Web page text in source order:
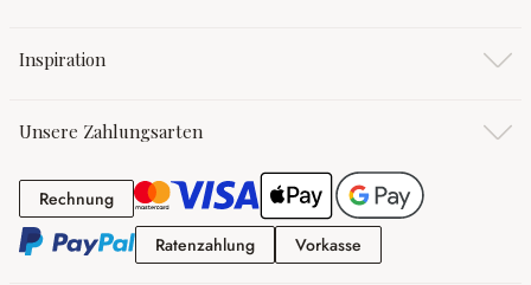
Inspiration
Unsere Zahlungsarten
RechnungRechnung
RatenzahlungRatenzahlung
Vorkasse